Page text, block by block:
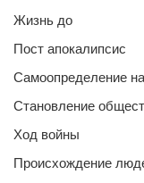
Жизнь до
Пост апокалипсис
Самоопределение
Становление
Ход войны
Происхождение